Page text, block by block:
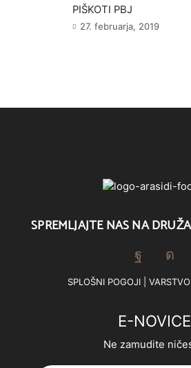
PIŠKOTI PBJ
27. februarja, 2019
SPREMLJAJTE NAS NA
SPLOŠNI POGOJI
E-NOVICE
Ne zamudite